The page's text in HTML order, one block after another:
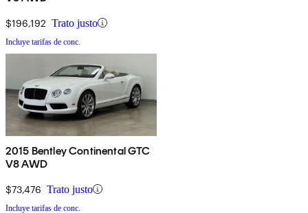
$196,192 Trato justo
Incluye tarifas de conc.
2015 Bentley Continental GTC
V8 AWD
$73,476 Trato justo
Incluye tarifas de conc.